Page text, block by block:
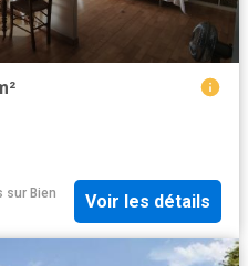
sur Bien
Voir les détails